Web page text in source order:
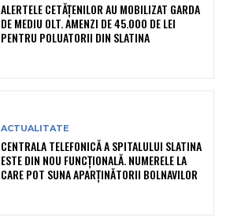
ALERTELE CETĂȚENILOR AU MOBILIZAT GARDA
DE MEDIU OLT. AMENZI DE 45.000 DE LEI
PENTRU POLUATORII DIN SLATINA
ACTUALITATE
CENTRALA TELEFONICĂ A SPITALULUI SLATINA
ESTE DIN NOU FUNCȚIONALĂ. NUMERELE LA
CARE POT SUNA APARȚINĂTORII BOLNAVILOR